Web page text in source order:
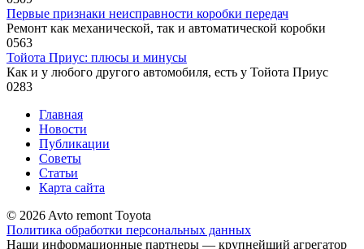
Первые признаки неисправности коробки передач
Ремонт как механической, так и автоматической коробки
0563
Тойота Приус: плюсы и минусы
Как и у любого другого автомобиля, есть у Тойота Приус
0283
Главная
Новости
Публикации
Советы
Статьи
Карта сайта
© 2026 Avto remont Toyota
Политика обработки персональных данных
Наши информационные партнеры — крупнейший агрегатор